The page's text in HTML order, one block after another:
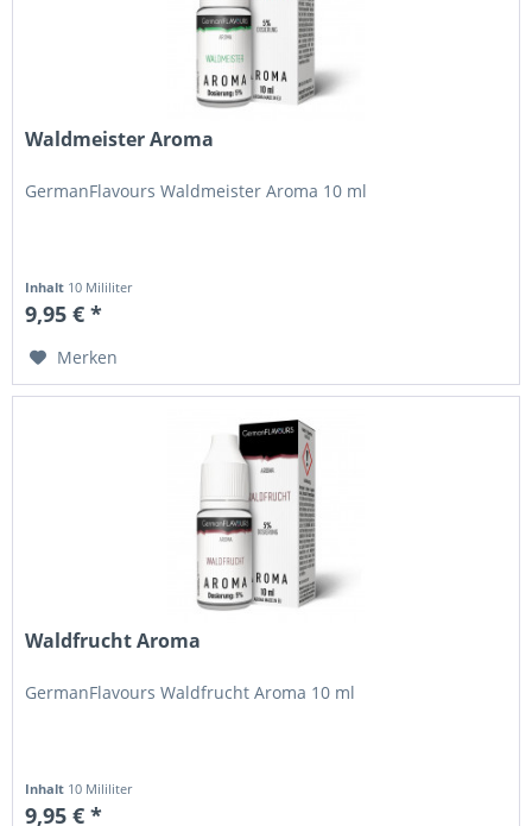
Waldmeister Aroma
GermanFlavours Waldmeister Aroma 10 ml
Inhalt 10 Mililiter
9,95 € *
Merken
Waldfrucht Aroma
GermanFlavours Waldfrucht Aroma 10 ml
Inhalt 10 Mililiter
9,95 € *